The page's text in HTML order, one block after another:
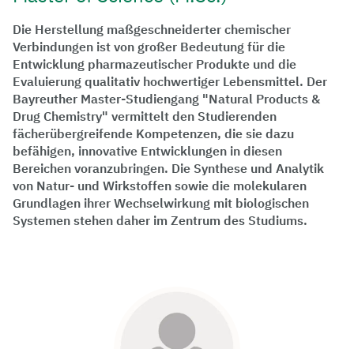
Die Herstellung maßgeschneiderter chemischer
Verbindungen ist von großer Bedeutung für die
Entwicklung pharmazeutischer Produkte und die
Evaluierung qualitativ hochwertiger Lebensmittel. Der
Bayreuther Master-Studiengang "Natural Products &
Drug Chemistry" vermittelt den Studierenden
fächerübergreifende Kompetenzen, die sie dazu
befähigen, innovative Entwicklungen in diesen
Bereichen voranzubringen. Die Synthese und Analytik
von Natur- und Wirkstoffen sowie die molekularen
Grundlagen ihrer Wechselwirkung mit biologischen
Systemen stehen daher im Zentrum des Studiums.